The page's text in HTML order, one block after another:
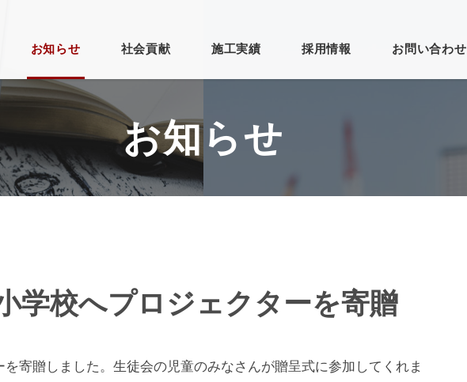
お知らせ
知らせ 更新情報 ブログ
しい順 古い順
社会貢献 施工実績
木・建設
砂利採取・製
造
その他
い順 閲覧数順
採用情報 お問い合わせ
お知らせ
学校へプロジェクターを寄贈
寄贈しました。生徒会の児童のみなさんが贈呈式に参加してくれま